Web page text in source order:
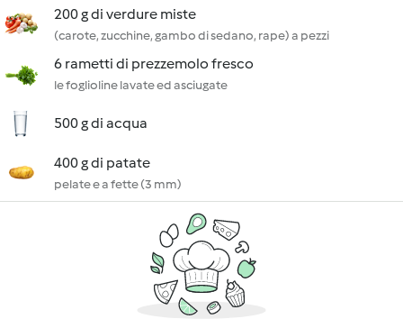
200 g di verdure miste
(carote, zucchine, gambo di sedano, rape) a pezzi
6 rametti di prezzemolo fresco
le foglioline lavate ed asciugate
500 g di acqua
400 g di patate
pelate e a fette (3 mm)